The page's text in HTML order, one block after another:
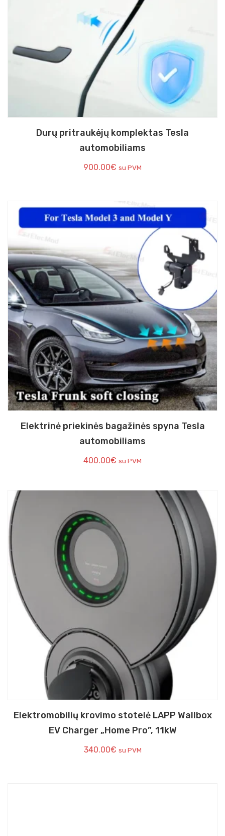
Durų pritraukėjų komplektas Tesla
automobiliams
900.00€ su PVM
Elektrinė priekinės bagažinės spyna Tesla
automobiliams
400.00€ su PVM
Elektromobilių krovimo stotelė LAPP Wallbox
EV Charger „Home Pro”, 11kW
340.00€ su PVM